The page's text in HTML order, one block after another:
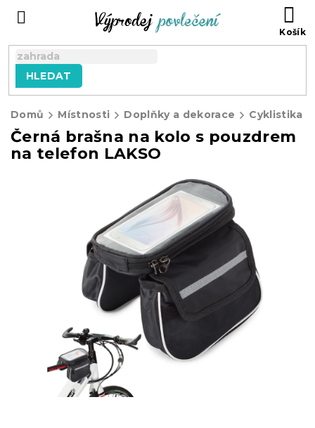
HLEDAT
Domů Místnosti Doplňky a dekorace Cyklistika
Černá brašna na kolo s pouzdrem
na telefon LAKSO